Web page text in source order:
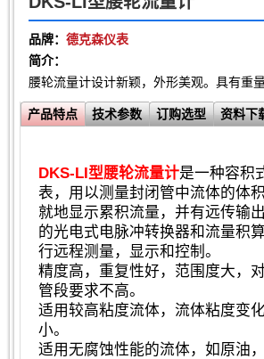
品牌： 德克森仪表
简介：
腰轮流量计设计新颖，外形美观。具有重
产品特点 技术参数 订购选型 资料下
DKS-LI型腰轮流量计是一种容积
表，用以测量封闭管中流体的体积
就地显示累积流量，并有远传输
的光电式电脉冲转换器和流量积
行远程测量，显示和控制。
精度高，重复性好，范围度大，
管段要求不高。
适用较高粘度流体，流体粘度变
小。
适用无腐蚀性能的流体，如原油